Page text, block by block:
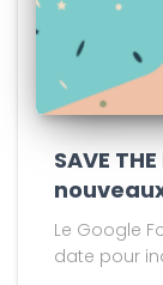
SAVE
Le Google
date pour